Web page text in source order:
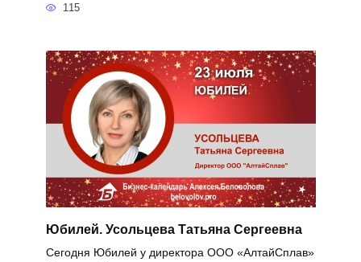
115
Юбилей. Усольцева Татьяна Сергеевна
Сегодня Юбилей у директора ООО «АлтайСплав»